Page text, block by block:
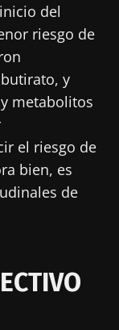
del
riesgo de
y
metabolitos
el riesgo de
bien, es
de